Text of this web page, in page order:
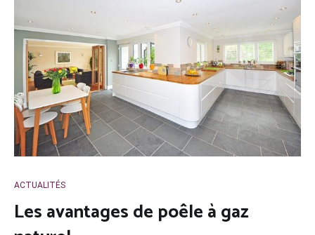
ACTUALITÉS
Les avantages de poêle à gaz